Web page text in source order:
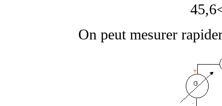
On peut mesurer